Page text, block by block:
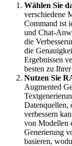
Wählen Sie
verschiedene
Command ist
und Chat-
die
die
Ergebnissen
besten zu
Nutzen Sie
Augmented
Datenquellen,
verbessern
von Modellen
Generierung
basieren,